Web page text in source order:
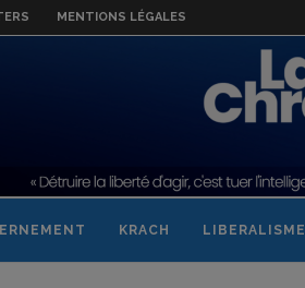
MENTIONS LÉGALES
KRACH LIBERALISME